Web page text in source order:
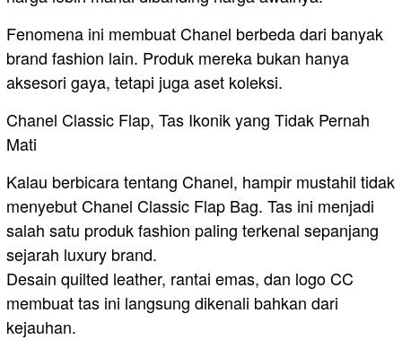
Fenomena ini membuat Chanel berbeda dari banyak
brand fashion lain. Produk mereka bukan hanya
aksesori gaya, tetapi juga aset koleksi.
Chanel Classic Flap, Tas Ikonik yang Tidak Pernah
Mati
Kalau berbicara tentang Chanel, hampir mustahil tidak
menyebut Chanel Classic Flap Bag. Tas ini menjadi
salah satu produk fashion paling terkenal sepanjang
sejarah luxury brand.
Desain quilted leather, rantai emas, dan logo CC
membuat tas ini langsung dikenali bahkan dari
kejauhan.